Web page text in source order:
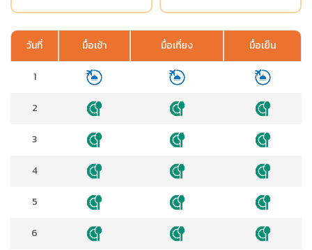
วันที่ มื้อเช้า มื้อเที่ยง มื้อเย็น
1
2
3
4
5
6